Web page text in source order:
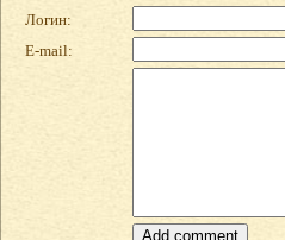
Логин:
E-mail: